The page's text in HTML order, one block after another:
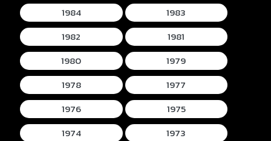
1984
1983
1982
1981
1980
1979
1978
1977
1976
1975
1974
1973